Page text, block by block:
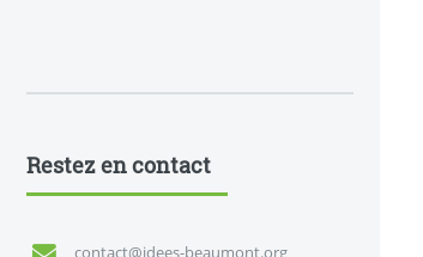
Restez en contact
contact@idees-beaumont.org